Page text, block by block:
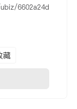
6602a24d
藏